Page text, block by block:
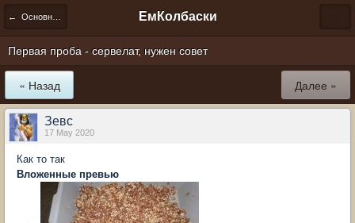
← Основные принципы приготовления колбас дома ЕмКолбаски
Первая проба - сервелат, нужен совет
« Назад Далее »
Зевс
17 May 2020
Как то так
Вложенные превью